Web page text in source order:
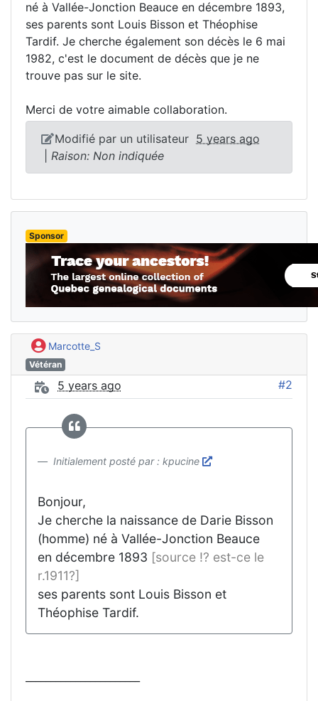
né à Vallée-Jonction Beauce en décembre 1893,
ses parents sont Louis Bisson et Théophise
Tardif. Je cherche également son décès le 6 mai
1982, c'est le document de décès que je ne
trouve pas sur le site.
Merci de votre aimable collaboration.
Modifié par un utilisateur 5 years ago
Raison: Non indiquée
Sponsor
Marcotte_S
Vétéran
5 years ago #2
Initialement posté par : kpucine
Bonjour,
Je cherche la naissance de Darie Bisson
(homme) né à Vallée-Jonction Beauce
en décembre 1893 [source !? est-ce le
r.1911?]
ses parents sont Louis Bisson et
Théophise Tardif.